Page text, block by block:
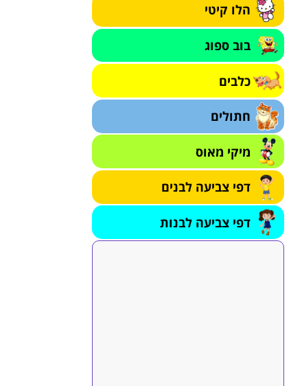
הלו קיטי
בוב ספוג
כלבים
חתולים
מיקי מאוס
דפי צביעה לבנים
דפי צביעה לבנות